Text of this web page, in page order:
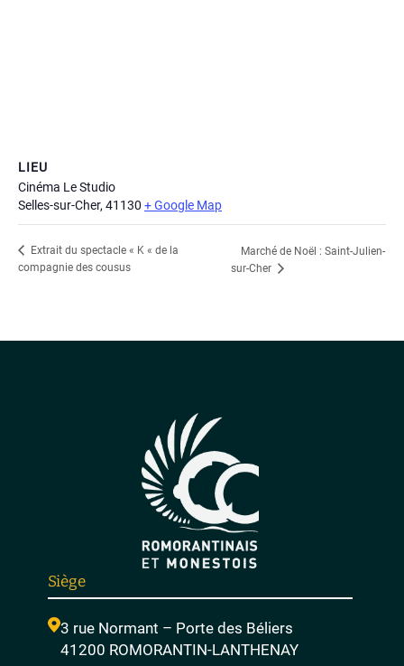
LIEU
Cinéma Le Studio
Selles-sur-Cher, 41130 + Google Map
Extrait du spectacle « K « de la
compagnie des cousus
Marché de Noël : Saint-Julien-
sur-Cher
Siège
3 rue Normant – Porte des Béliers
41200 ROMORANTIN-LANTHENAY